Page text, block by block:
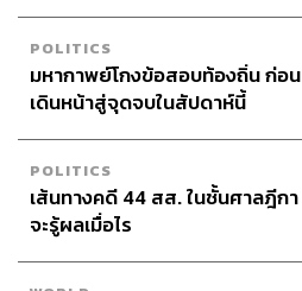
POLITICS
มหากาพย์โกงข้อสอบท้องถิ่น ก่อน
เดินหน้าสู่จุดจบในสัปดาห์นี้
POLITICS
เส้นทางคดี 44 สส. ในชั้นศาลฎีกา
จะรู้ผลเมื่อไร